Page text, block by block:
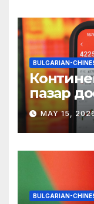
BULGARIAN-
пазар
връх
MAY 15,
BULGARIAN-